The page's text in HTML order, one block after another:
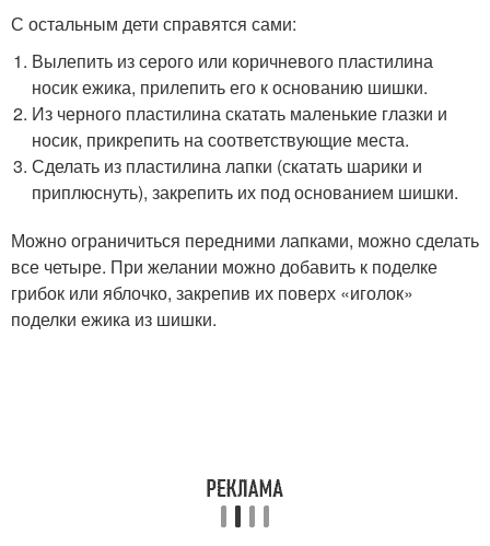
С остальным дети справятся сами:
Вылепить из серого или коричневого пластилина
носик ежика, прилепить его к основанию шишки.
Из черного пластилина скатать маленькие глазки и
носик, прикрепить на соответствующие места.
Сделать из пластилина лапки (скатать шарики и
приплюснуть), закрепить их под основанием шишки.
Можно ограничиться передними лапками, можно сделать
все четыре. При желании можно добавить к поделке
грибок или яблочко, закрепив их поверх «иголок»
поделки ежика из шишки.